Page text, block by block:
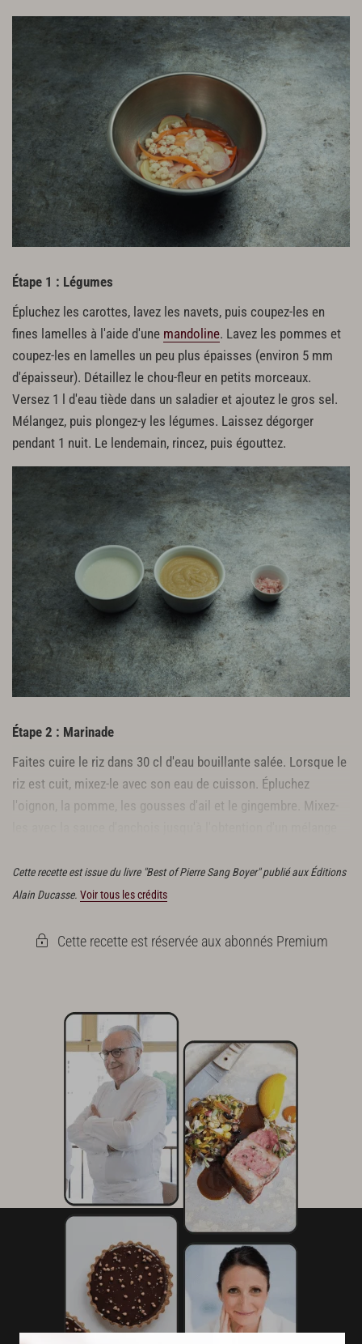
Étape 1 : Légumes
Épluchez les carottes, lavez les navets, puis coupez-les en
fines lamelles à l'aide d'une mandoline. Lavez les pommes et
coupez-les en lamelles un peu plus épaisses (environ 5 mm
d'épaisseur). Détaillez le chou-fleur en petits morceaux.
Versez 1 l d'eau tiède dans un saladier et ajoutez le gros sel.
Mélangez, puis plongez-y les légumes. Laissez dégorger
pendant 1 nuit. Le lendemain, rincez, puis égouttez.
Étape 2 : Marinade
Faites cuire le riz dans 30 cl d'eau bouillante salée. Lorsque le
riz est cuit, mixez-le avec son eau de cuisson. Épluchez
l'oignon, la pomme, les gousses d'ail et le gingembre. Mixez-
Cette recette est issue du livre "Best of Pierre Sang Boyer" publié aux Éditions
Alain Ducasse. Voir tous les crédits
Cette recette est réservée aux abonnés Premium